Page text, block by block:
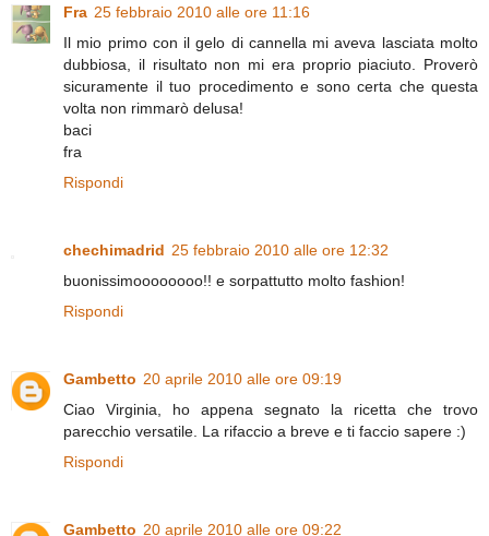
Fra 25 febbraio 2010 alle ore 11:16
Il mio primo con il gelo di cannella mi aveva lasciata molto
dubbiosa, il risultato non mi era proprio piaciuto. Proverò
sicuramente il tuo procedimento e sono certa che questa
volta non rimmarò delusa!
baci
fra
Rispondi
chechimadrid 25 febbraio 2010 alle ore 12:32
buonissimoooooooo!! e sorpattutto molto fashion!
Rispondi
Gambetto 20 aprile 2010 alle ore 09:19
Ciao Virginia, ho appena segnato la ricetta che trovo
parecchio versatile. La rifaccio a breve e ti faccio sapere :)
Rispondi
Gambetto 20 aprile 2010 alle ore 09:22